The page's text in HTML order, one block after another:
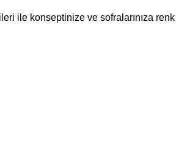
ile konseptinize ve sofralarınıza